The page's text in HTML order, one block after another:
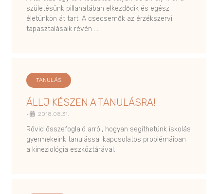
születésünk pillanatában elkezdődik és egész
életünkön át tart. A csecsemők az érzékszervi
tapasztalásaik révén …
TANULÁS
ÁLLJ KÉSZEN A TANULÁSRA!
• 2018.08.31.
Rövid összefoglaló arról, hogyan segíthetünk iskolás
gyermekeink tanulással kapcsolatos problémáiban
a kineziológia eszköztárával.